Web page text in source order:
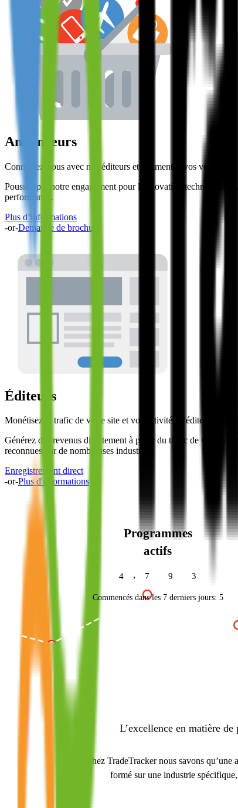
Annonceurs
Connectez-vous avec nos éditeurs et augmentez vos ventes.
Poussés par notre engagement pour l’innovation
performance.
Plus d’informations
-or-Demande de brochure
Éditeurs
Monétisez le trafic de votre site et vos activités d’éditeur.
Générez des revenus directement à partir du trafic de votre
reconnues par de nombreuses industries.
Enregistrement direct
-or-Plus d'informations
Programmes
actifs
4 , 7 9 3
Commencés dans les 7 derniers jours: 5
L’excellence en matière
Chez TradeTracker nous savons
formé sur une industrie